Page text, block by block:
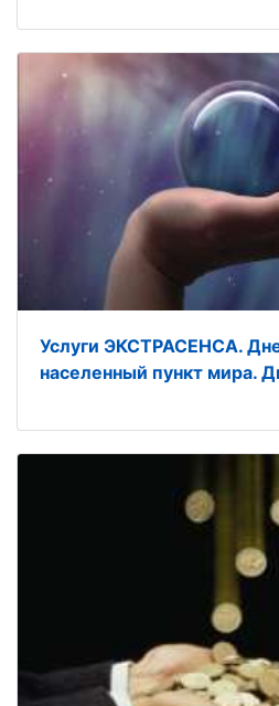
Услуги ЭКСТРАСЕНСА.
населенный пункт мира.